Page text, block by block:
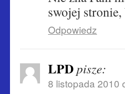
swojej stronie,
Odpowiedz
LPDpisze:
8 listopada 2010